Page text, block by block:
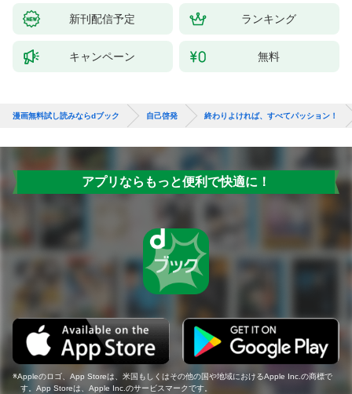
新刊配信予定 ランキング
キャンペーン 無料
漫画無料試し読みならdブック 自己啓発 終わりよければ、すべてパッション！
アプリならもっと便利で快適に！
Appleのロゴ、App Storeは、米国もしくはその他の国や地域におけるApple Inc.の商標で
す。App Storeは、Apple Inc.のサービスマークです。